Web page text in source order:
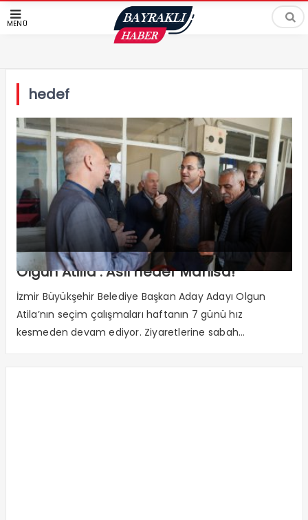
MENÜ
hedef
Olgun Atilla : Asıl hedef Manisa!
İzmir Büyükşehir Belediye Başkan Aday Adayı Olgun
Atila’nın seçim çalışmaları haftanın 7 günü hız
kesmeden devam ediyor. Ziyaretlerine sabah...